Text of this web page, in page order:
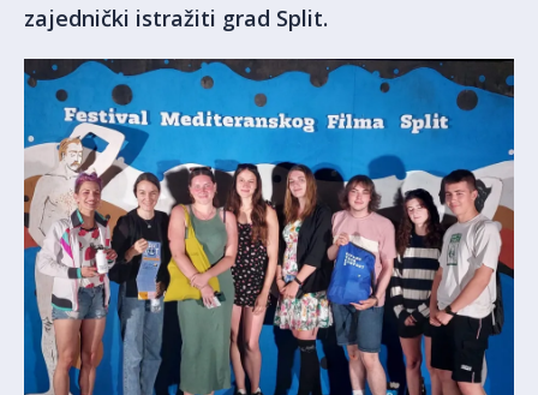
zajednički istražiti grad Split.